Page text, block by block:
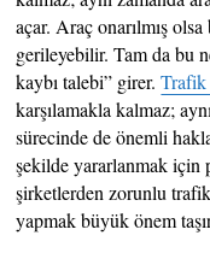
açar. Araç onarılmış
gerileyebilir. Tam da bu
kaybı talebi” girer.Trafik
karşılamakla kalmaz;
sürecinde de önemli
şekilde yararlanmak için
şirketlerden zorunlu
yapmak büyük önem